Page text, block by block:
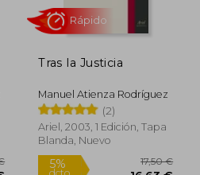
dcto.
Tras la Justicia
Manuel Atienza Rodríguez
(2)
Ariel, 2003, 1 Edición, Tapa
Blanda, Nuevo